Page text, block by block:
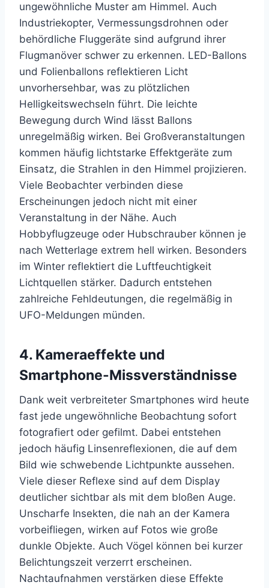
ungewöhnliche Muster am Himmel. Auch
Industriekopter, Vermessungsdrohnen oder
behördliche Fluggeräte sind aufgrund ihrer
Flugmanöver schwer zu erkennen. LED-Ballons
und Folienballons reflektieren Licht
unvorhersehbar, was zu plötzlichen
Helligkeitswechseln führt. Die leichte
Bewegung durch Wind lässt Ballons
unregelmäßig wirken. Bei Großveranstaltungen
kommen häufig lichtstarke Effektgeräte zum
Einsatz, die Strahlen in den Himmel projizieren.
Viele Beobachter verbinden diese
Erscheinungen jedoch nicht mit einer
Veranstaltung in der Nähe. Auch
Hobbyflugzeuge oder Hubschrauber können je
nach Wetterlage extrem hell wirken. Besonders
im Winter reflektiert die Luftfeuchtigkeit
Lichtquellen stärker. Dadurch entstehen
zahlreiche Fehldeutungen, die regelmäßig in
UFO-Meldungen münden.
4. Kameraeffekte und
Smartphone-Missverständnisse
Dank weit verbreiteter Smartphones wird heute
fast jede ungewöhnliche Beobachtung sofort
fotografiert oder gefilmt. Dabei entstehen
jedoch häufig Linsenreflexionen, die auf dem
Bild wie schwebende Lichtpunkte aussehen.
Viele dieser Reflexe sind auf dem Display
deutlicher sichtbar als mit dem bloßen Auge.
Unscharfe Insekten, die nah an der Kamera
vorbeifliegen, wirken auf Fotos wie große
dunkle Objekte. Auch Vögel können bei kurzer
Belichtungszeit verzerrt erscheinen.
Nachtaufnahmen verstärken diese Effekte